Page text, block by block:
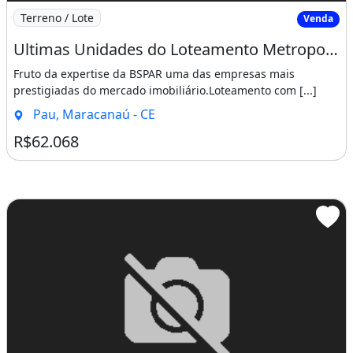
Imagem: Ultimas Unidades do Loteamento Metropole
Terreno / Lote Venda
Ultimas Unidades do Loteamento Metropole Maracanau Sucesso de Vendas!!!!. Vá
Fruto da expertise da BSPAR uma das empresas mais
prestigiadas do mercado imobiliário.Loteamento com [...]
Pau, Maracanaú - CE
R$62.068